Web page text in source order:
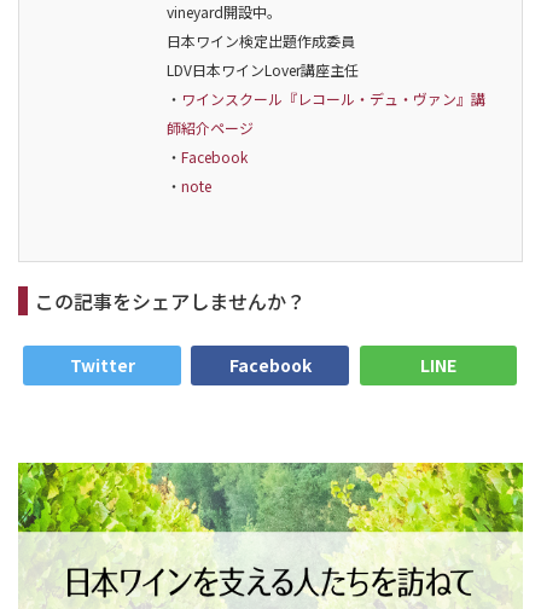
vineyard開設中。
日本ワイン検定出題作成委員
LDV日本ワインLover講座主任
・ ワインスクール『レコール・デュ・ヴァン』講
師紹介ページ
・ Facebook
・ note
この記事をシェアしませんか？
Twitter Facebook LINE